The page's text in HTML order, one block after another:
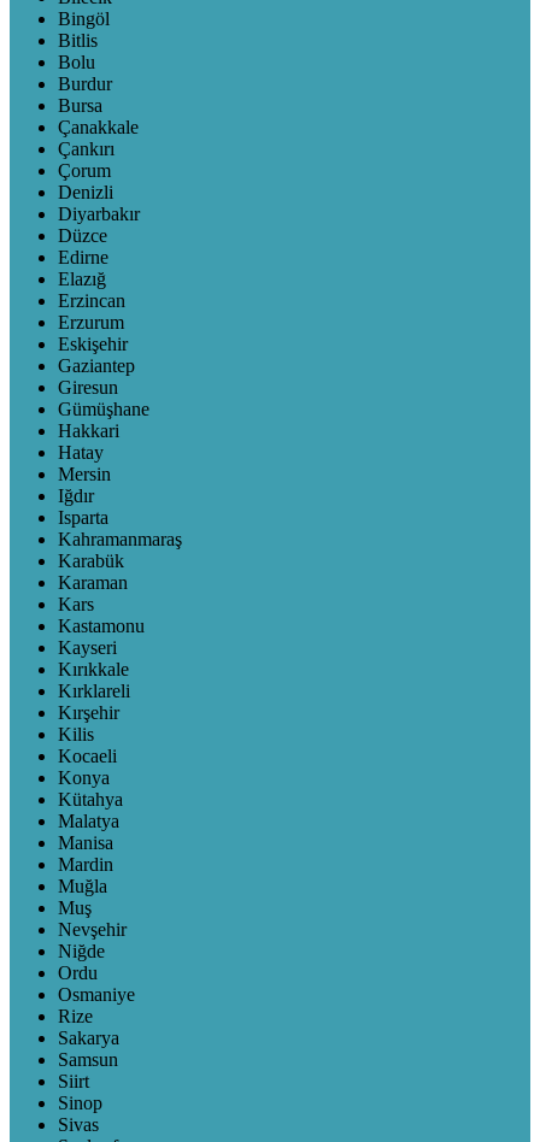
Bingöl
Bitlis
Bolu
Burdur
Bursa
Çanakkale
Çankırı
Çorum
Denizli
Diyarbakır
Düzce
Edirne
Elazığ
Erzincan
Erzurum
Eskişehir
Gaziantep
Giresun
Gümüşhane
Hakkari
Hatay
Mersin
Iğdır
Isparta
Kahramanmaraş
Karabük
Karaman
Kars
Kastamonu
Kayseri
Kırıkkale
Kırklareli
Kırşehir
Kilis
Kocaeli
Konya
Kütahya
Malatya
Manisa
Mardin
Muğla
Muş
Nevşehir
Niğde
Ordu
Osmaniye
Rize
Sakarya
Samsun
Siirt
Sinop
Sivas